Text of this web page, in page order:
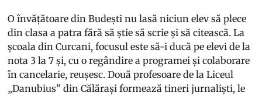
O învățătoare din Budești nu lasă niciun elev să plece
din clasa a patra fără să știe să scrie și să citească. La
școala din Curcani, focusul este să-i ducă pe elevi de la
nota 3 la 7 și, cu o regândire a programei și colaborare
în cancelarie, reușesc. Două profesoare de la Liceul
„Danubius” din Călărași formează tineri jurnaliști, le